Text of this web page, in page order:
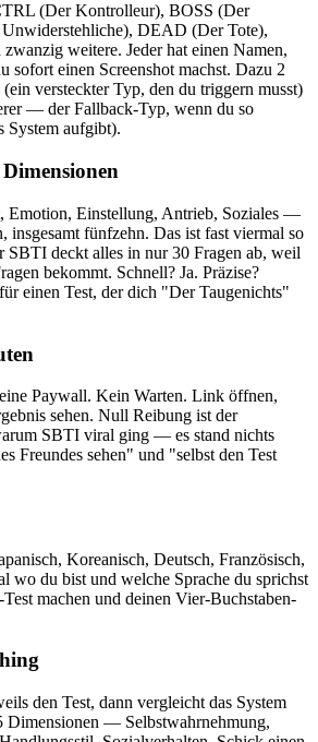
(Der Kontrolleur), BOSS (Der
DEAD (Der Tote),
weitere. Jeder hat einen Namen,
sofort einen Screenshot machst. Dazu 2
versteckter Typ, den du triggern musst)
— der Fallback-Typ, wenn du so
System aufgibt).
Einstellung, Antrieb, Soziales —
insgesamt fünfzehn. Das ist fast viermal so
deckt alles in nur 30 Fragen ab, weil
bekommt. Schnell? Ja. Präzise?
einen Test, der dich "Der Taugenichts"
Paywall. Kein Warten. Link öffnen,
sehen. Null Reibung ist der
SBTI viral ging — es stand nichts
Freundes sehen" und "selbst den Test
Koreanisch, Deutsch, Französisch,
wo du bist und welche Sprache du sprichst
machen und deinen Vier-Buchstaben-
den Test, dann vergleicht das System
Dimensionen — Selbstwahrnehmung,